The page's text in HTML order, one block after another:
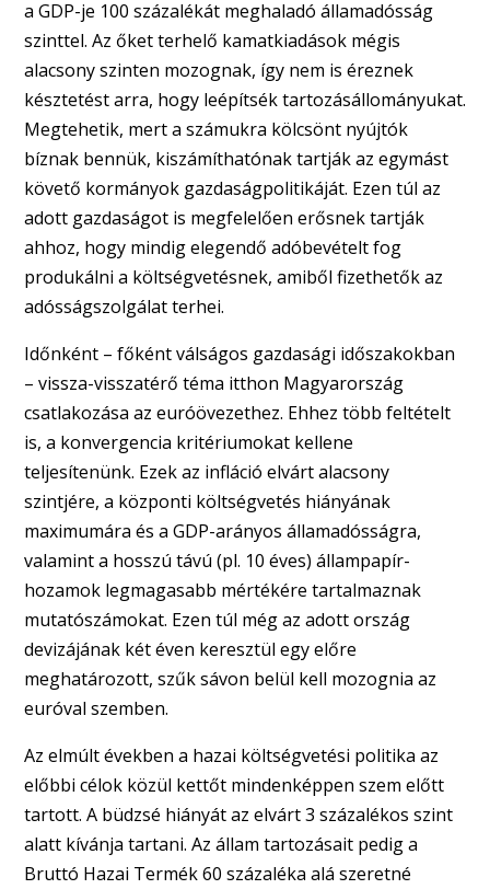
a GDP-je 100 százalékát meghaladó államadósság
szinttel. Az őket terhelő kamatkiadások mégis
alacsony szinten mozognak, így nem is éreznek
késztetést arra, hogy leépítsék tartozásállományukat.
Megtehetik, mert a számukra kölcsönt nyújtók
bíznak bennük, kiszámíthatónak tartják az egymást
követő kormányok gazdaságpolitikáját. Ezen túl az
adott gazdaságot is megfelelően erősnek tartják
ahhoz, hogy mindig elegendő adóbevételt fog
produkálni a költségvetésnek, amiből fizethetők az
adósságszolgálat terhei.
Időnként – főként válságos gazdasági időszakokban
– vissza-visszatérő téma itthon Magyarország
csatlakozása az euróövezethez. Ehhez több feltételt
is, a konvergencia kritériumokat kellene
teljesítenünk. Ezek az infláció elvárt alacsony
szintjére, a központi költségvetés hiányának
maximumára és a GDP-arányos államadósságra,
valamint a hosszú távú (pl. 10 éves) állampapír-
hozamok legmagasabb mértékére tartalmaznak
mutatószámokat. Ezen túl még az adott ország
devizájának két éven keresztül egy előre
meghatározott, szűk sávon belül kell mozognia az
euróval szemben.
Az elmúlt években a hazai költségvetési politika az
előbbi célok közül kettőt mindenképpen szem előtt
tartott. A büdzsé hiányát az elvárt 3 százalékos szint
alatt kívánja tartani. Az állam tartozásait pedig a
Bruttó Hazai Termék 60 százaléka alá szeretné